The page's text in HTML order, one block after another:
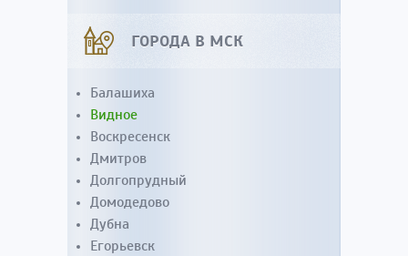
ГОРОДА В МСК
Балашиха
Видное
Воскресенск
Дмитров
Долгопрудный
Домодедово
Дубна
Егорьевск